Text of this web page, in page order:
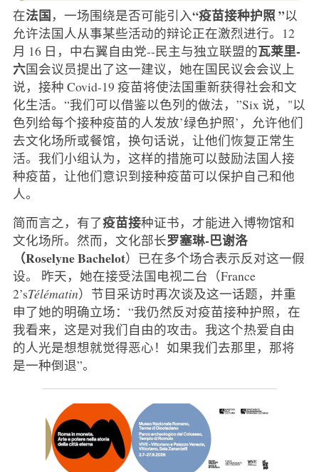
在法国，一场围绕是否可能引入“疫苗接种护照 ”以
允许法国人从事某些活动的辩论正在激烈进行。12
月 16 日，中右翼自由党--民主与独立联盟的瓦莱里-
六国会议员提出了这一建议，她在国民议会会议上
说，接种 Covid-19 疫苗将使法国重新获得社会和文
化生活。“我们可以借鉴以色列的做法，”Six 说，"以
色列给每个接种疫苗的人发放’绿色护照’，允许他们
去文化场所或餐馆，换句话说，让他们恢复正常生
活。我们小组认为，这样的措施可以鼓励法国人接
种疫苗，让他们意识到接种疫苗可以保护自己和他
人。
简而言之，有了疫苗接种证书，才能进入博物馆和
文化场所。然而，文化部长罗塞琳-巴谢洛
（Roselyne Bachelot）已在多个场合表示反对这一假
设。 昨天，她在接受法国电视二台（France
2’sTélématin）节目采访时再次谈及这一话题，并重
申了她的明确立场：“我仍然反对疫苗接种护照，在
我看来，这是对我们自由的攻击。我这个热爱自由
的人光是想想就觉得恶心！如果我们去那里，那将
是一种倒退”。